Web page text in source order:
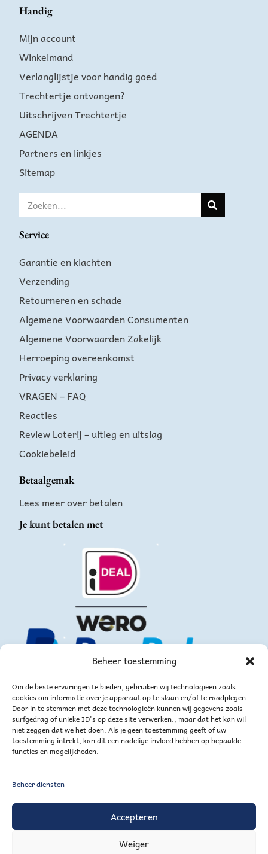
Beheer toestemming
Om de beste ervaringen te bieden, gebruiken wij technologieën zoals
cookies om informatie over je apparaat op te slaan en/of te raadplegen.
Door in te stemmen met deze technologieën kunnen wij gegevens zoals
surfgedrag of unieke ID's op deze site verwerken., maar dat het kan wil
niet zeggen dat we het doen. Als je geen toestemming geeft of uw
toestemming intrekt, kan dit een nadelige invloed hebben op bepaalde
functies en mogelijkheden.
Beheer diensten
Accepteren
Weiger
Handig
Mijn account
Winkelmand
Verlanglijstje voor handig goed
Trechtertje ontvangen?
Uitschrijven Trechtertje
AGENDA
Partners en linkjes
Sitemap
Service
Garantie en klachten
Verzending
Retourneren en schade
Algemene Voorwaarden Consumenten
Algemene Voorwaarden Zakelijk
Herroeping overeenkomst
Privacy verklaring
VRAGEN – FAQ
Reacties
Review Loterij – uitleg en uitslag
Cookiebeleid
Betaalgemak
Lees meer over betalen
Je kunt betalen met
of via bankoverschrijving